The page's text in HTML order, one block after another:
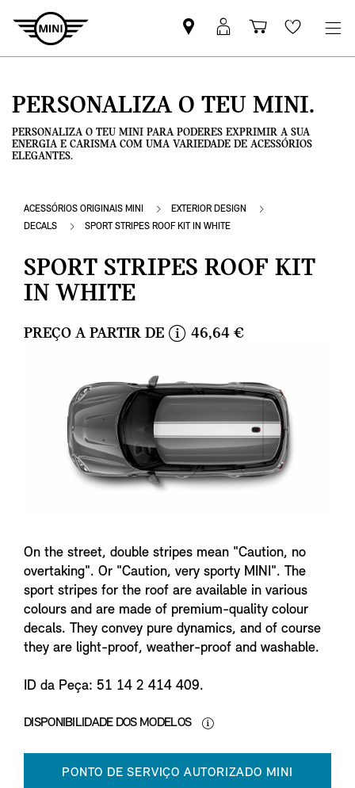
Pesquisar
parceiro
Iniciar
sessão
Carrinho
de
Wishlist
PERSONALIZA O TEU MINI.
PERSONALIZA O TEU MINI PARA PODERES EXPRIMIR A SUA
ENERGIA E CARISMA COM UMA VARIEDADE DE ACESSÓRIOS
ELEGANTES.
ACESSÓRIOS ORIGINAIS MINI
EXTERIOR DESIGN
DECALS
SPORT STRIPES ROOF KIT IN WHITE
SPORT STRIPES ROOF KIT
IN WHITE
PREÇO A PARTIR DE
f
o
46,64 €
On the street, double stripes mean "Caution, no
overtaking". Or "Caution, very sporty MINI". The
sport stripes for the roof are available in various
colours and are made of premium-quality colour
decals. They convey pure dynamics, and of course
they are light-proof, weather-proof and washable.
ID da Peça: 51 14 2 414 409.
DISPONIBILIDADE DOS MODELOS
PONTO DE SERVIÇO AUTORIZADO MINI